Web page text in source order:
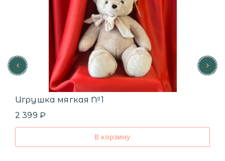
Игрушка мягкая №1
2 399 ₽
В корзину